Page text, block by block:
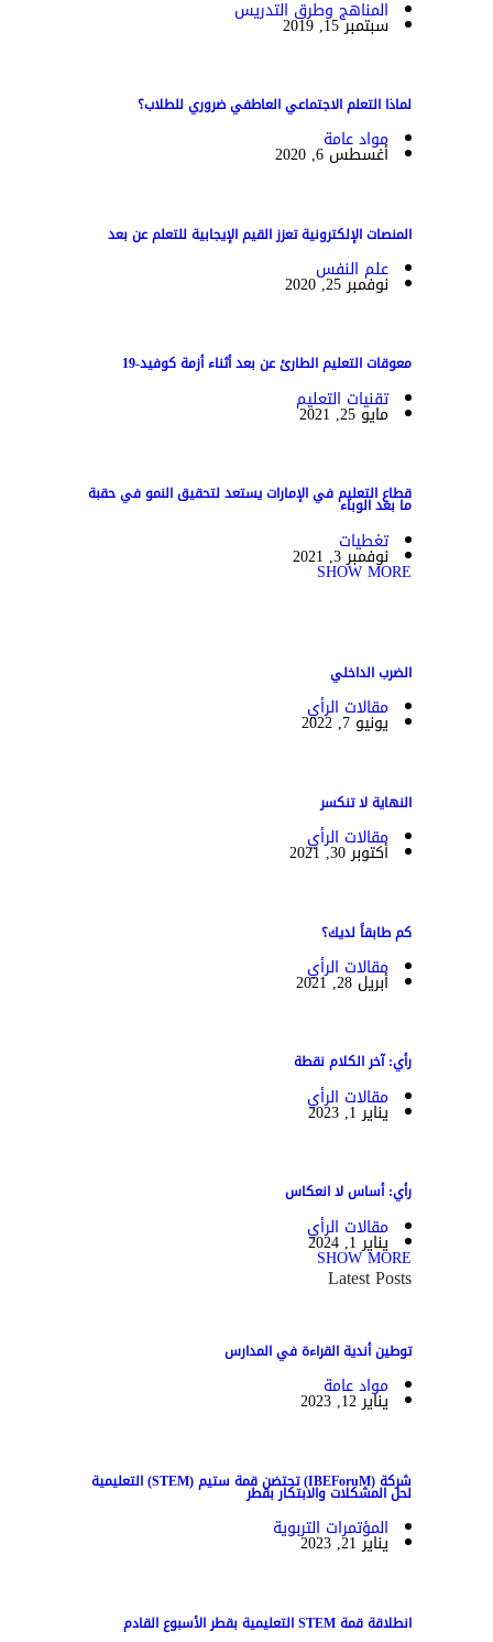
المناهج وطرق التدريس
سبتمبر 15, 2019
لماذا التعلم الاجتماعي العاطفي ضروري للطلاب؟
مواد عامة
أغسطس 6, 2020
المنصات الإلكترونية تعزز القيم الإيجابية للتعلم عن بعد
علم النفس
نوفمبر 25, 2020
معوقات التعليم الطارئ عن بعد أثناء أزمة كوفيد-19
تقنيات التعليم
مايو 25, 2021
قطاع التعليم في الإمارات يستعد لتحقيق النمو في حقبة
ما بعد الوباء
تغطيات
نوفمبر 3, 2021
SHOW MORE
الضرب الداخلي
مقالات الرأي
يونيو 7, 2022
النهاية لا تنكسر
مقالات الرأي
أكتوبر 30, 2021
كم طابقاً لديك؟
مقالات الرأي
أبريل 28, 2021
رأي: آخر الكلام نقطة
مقالات الرأي
يناير 1, 2023
رأي: أساس لا انعكاس
مقالات الرأي
يناير 1, 2024
SHOW MORE
Latest Posts
توطين أندية القراءة في المدارس
مواد عامة
يناير 12, 2023
شركة (IBEForuM) تحتضن قمة ستيم (STEM) التعليمية لحل المشكلات والابتكار بقطر
المؤتمرات التربوية
يناير 21, 2023
انطلاقة قمة STEM التعليمية بقطر الأسبوع القادم